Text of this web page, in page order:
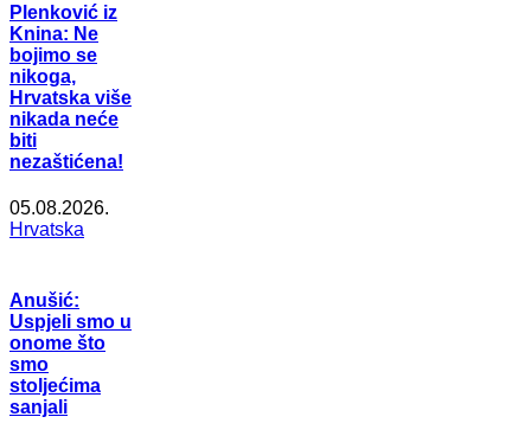
Plenković iz
Knina: Ne
bojimo se
nikoga,
Hrvatska više
nikada neće
biti
nezaštićena!
05.08.2026.
Hrvatska
Anušić:
Uspjeli smo u
onome što
smo
stoljećima
sanjali